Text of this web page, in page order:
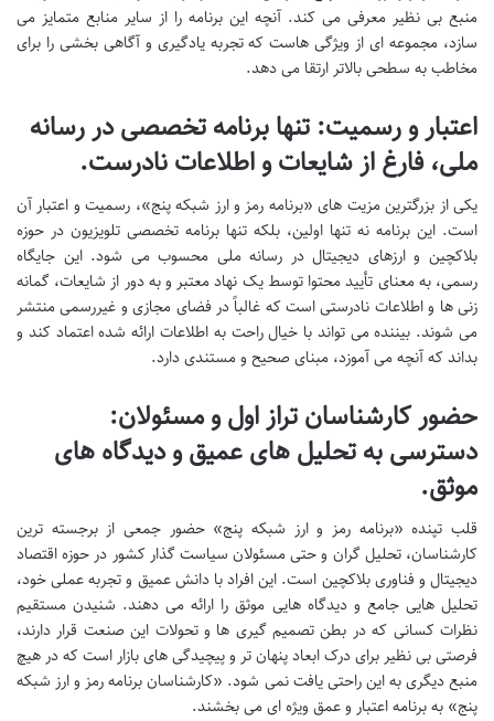
منبع بی نظیر معرفی می کند. آنچه این برنامه را از سایر منابع متمایز می
سازد، مجموعه ای از ویژگی هاست که تجربه یادگیری و آگاهی بخشی را برای
مخاطب به سطحی بالاتر ارتقا می دهد.
اعتبار و رسمیت: تنها برنامه تخصصی در رسانه
ملی، فارغ از شایعات و اطلاعات نادرست.
یکی از بزرگترین مزیت های «برنامه رمز و ارز شبکه پنج»، رسمیت و اعتبار آن
است. این برنامه نه تنها اولین، بلکه تنها برنامه تخصصی تلویزیون در حوزه
بلاکچین و ارزهای دیجیتال در رسانه ملی محسوب می شود. این جایگاه
رسمی، به معنای تأیید محتوا توسط یک نهاد معتبر و به دور از شایعات، گمانه
زنی ها و اطلاعات نادرستی است که غالباً در فضای مجازی و غیررسمی منتشر
می شوند. بیننده می تواند با خیال راحت به اطلاعات ارائه شده اعتماد کند و
بداند که آنچه می آموزد، مبنای صحیح و مستندی دارد.
حضور کارشناسان تراز اول و مسئولان:
دسترسی به تحلیل های عمیق و دیدگاه های
موثق.
قلب تپنده «برنامه رمز و ارز شبکه پنج» حضور جمعی از برجسته ترین
کارشناسان، تحلیل گران و حتی مسئولان سیاست گذار کشور در حوزه اقتصاد
دیجیتال و فناوری بلاکچین است. این افراد با دانش عمیق و تجربه عملی خود،
تحلیل هایی جامع و دیدگاه هایی موثق را ارائه می دهند. شنیدن مستقیم
نظرات کسانی که در بطن تصمیم گیری ها و تحولات این صنعت قرار دارند،
فرصتی بی نظیر برای درک ابعاد پنهان تر و پیچیدگی های بازار است که در هیچ
منبع دیگری به این راحتی یافت نمی شود. «کارشناسان برنامه رمز و ارز شبکه
پنج» به برنامه اعتبار و عمق ویژه ای می بخشند.